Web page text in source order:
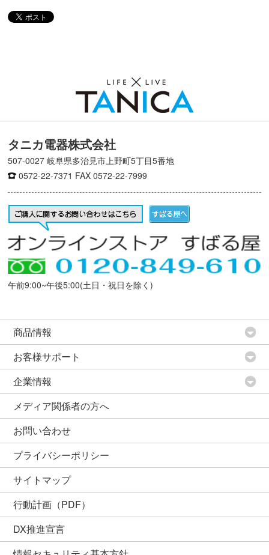
タニカ電器株式会社
507-0027 岐阜県多治見市上野町5丁目5番地
0572-22-7371 FAX 0572-22-7999
午前9:00~午後5:00(土日・祝日を除く)
商品情報
お客様サポート
企業情報
メディア関係者の方へ
お問い合わせ
プライバシーポリシー
サイトマップ
行動計画（PDF）
DX推進宣言